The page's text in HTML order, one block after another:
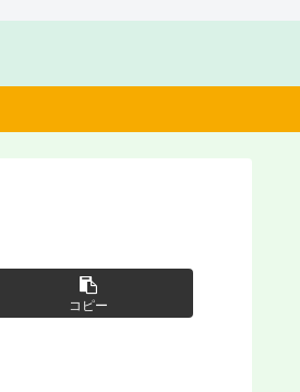
コピー